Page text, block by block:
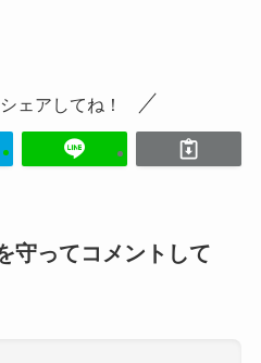
ェアしてね！
守ってコメントして